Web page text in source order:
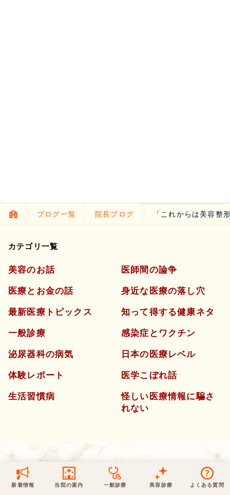
ブログ一覧 院長ブログ 「これからは美容整
カテゴリ一覧
美容のお話
医療とお金の話
最新医療トピックス
一般診療
泌尿器科の病気
体験レポート
生活習慣病
医師間の論争
身近な医療の落し穴
知って得する健康ネタ
感染症とワクチン
日本の医療レベル
医学こぼれ話
怪しい医療情報に騙さ
れない
新着情報
当院からのお知らせ
最新医療トピックス
新着ブログ記事
取材協力
当院の案内
五本木クリニックについて
はじめての方へ
医師の紹介
アクセス・地図
当院のポリシー
一般診療
保険での診療
泌尿器科
内科 皮膚科
形成外科
※ 木・日・祝は休診です
美容診療 よくある質問
一般診療 美容診療
予約について
電話でのお問いあわせ
0120-50-5929 0120-70-5929
日・祝はお休みです